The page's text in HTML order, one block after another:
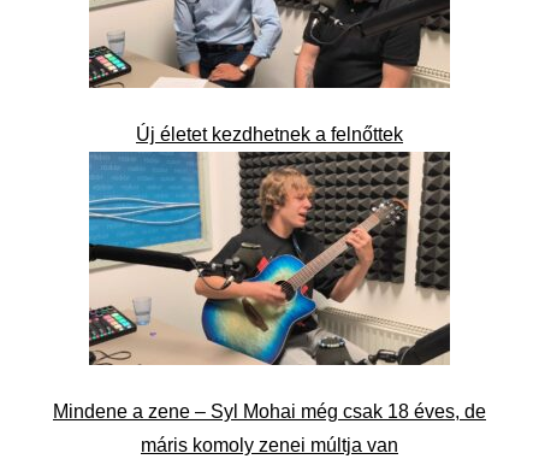
Új életet kezdhetnek a felnőttek
Mindene a zene – Syl Mohai még csak 18 éves, de
máris komoly zenei múltja van